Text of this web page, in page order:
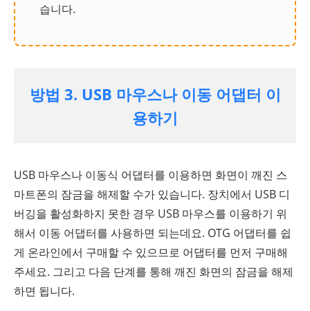
습니다.
방법 3. USB 마우스나 이동 어댑터 이
용하기
USB 마우스나 이동식 어댑터를 이용하면 화면이 깨진 스
마트폰의 잠금을 해제할 수가 있습니다. 장치에서 USB 디
버깅을 활성화하지 못한 경우 USB 마우스를 이용하기 위
해서 이동 어댑터를 사용하면 되는데요. OTG 어댑터를 쉽
게 온라인에서 구매할 수 있으므로 어댑터를 먼저 구매해
주세요. 그리고 다음 단계를 통해 깨진 화면의 잠금을 해제
하면 됩니다.